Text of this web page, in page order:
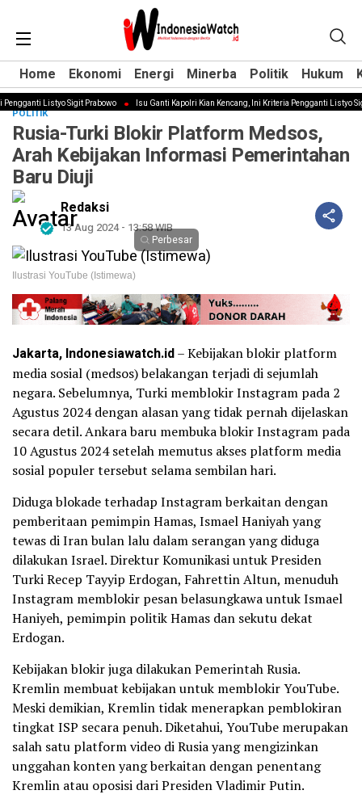
Home Ekonomi Energi Minerba Politik Hukum
Home Ekonomi Energi Minerba Politik Hukum
Listyo Sigit Prabowo Isu Ganti Kapolri Kian Kencang, Ini Kriteria Pengganti Listyo Sigit
POLITIK
Rusia-Turki Blokir Platform Medsos,
Arah Kebijakan Informasi Pemerintahan
Baru Diuji
Redaksi
13 Aug 2024 - 13:58 WIB
Perbesar
Ilustrasi YouTube (Istimewa)
Jakarta, Indonesiawatch.id– Kebijakan blokir platform
media sosial (medsos) belakangan terjadi di sejumlah
negara. Sebelumnya, Turki memblokir Instagram pada 2
Agustus 2024 dengan alasan yang tidak pernah dijelaskan
secara detil. Ankara baru membuka blokir Instagram pada
10 Agustus 2024 setelah memutus akses platform media
sosial populer tersebut selama sembilan hari.
Diduga blokade terhadap Instagram berkaitan dengan
pemberitaan pemimpin Hamas, Ismael Haniyah yang
tewas di Iran bulan lalu dalam serangan yang diduga
dilakukan Israel. Direktur Komunikasi untuk Presiden
Turki Recep Tayyip Erdogan, Fahrettin Altun, menuduh
Instagram memblokir pesan belasungkawa untuk Ismael
Haniyeh, pemimpin politik Hamas dan sekutu dekat
Erdogan.
Kebijakan blokir juga dilakukan Pemerintah Rusia.
Kremlin membuat kebijakan untuk memblokir YouTube.
Meski demikian, Kremlin tidak menerapkan pemblokiran
tingkat ISP secara penuh. Diketahui, YouTube merupakan
salah satu platform video di Rusia yang mengizinkan
unggahan konten yang berkaitan dengan penentang
Kremlin atau oposisi dari Presiden Vladimir Putin.